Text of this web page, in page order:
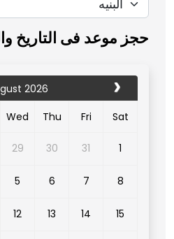
حجز موعد فى التاريخ
2026
Wed Thu Fri Sat
29 30 31 1
5 6 7 8
12 13 14 15